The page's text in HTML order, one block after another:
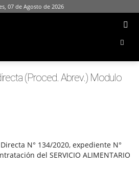
07 de Agosto de 2026
(Proced. Abrev.) Modulo
N° 134/2020, expediente N°
del SERVICIO ALIMENTARIO